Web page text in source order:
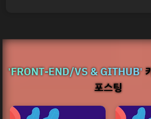
'FRONT-END/VS & GITHUB'
포스팅